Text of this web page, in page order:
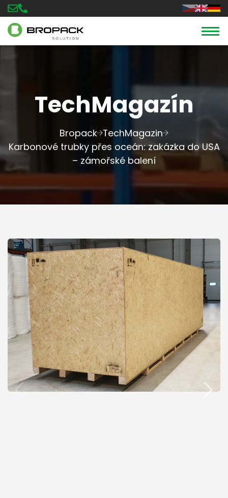
TechMagazín
Bropack TechMagazin
Karbonové trubky přes oceán: zakázka do USA
– zámořské balení